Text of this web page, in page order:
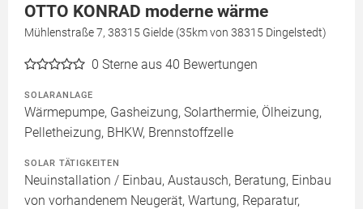
OTTO KONRAD moderne wärme
Mühlenstraße 7, 38315 Gielde (35km von 38315 Dingelstedt)
0 Sterne aus 40 Bewertungen
SOLARANLAGE
Wärmepumpe, Gasheizung, Solarthermie, Ölheizung,
Pelletheizung, BHKW, Brennstoffzelle
SOLAR TÄTIGKEITEN
Neuinstallation / Einbau, Austausch, Beratung, Einbau
von vorhandenem Neugerät, Wartung, Reparatur,